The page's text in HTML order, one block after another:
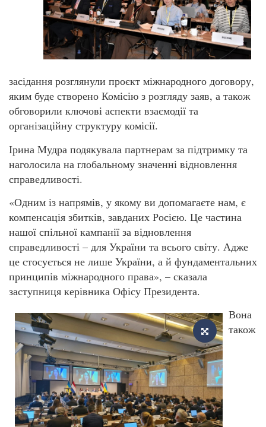
засідання розглянули проєкт міжнародного договору,
яким буде створено Комісію з розгляду заяв, а також
обговорили ключові аспекти взаємодії та
організаційну структуру комісії.
Ірина Мудра подякувала партнерам за підтримку та
наголосила на глобальному значенні відновлення
справедливості.
«Одним із напрямів, у якому ви допомагаєте нам, є
компенсація збитків, завданих Росією. Це частина
нашої спільної кампанії за відновлення
справедливості – для України та всього світу. Адже
це стосується не лише України, а й фундаментальних
принципів міжнародного права», – сказала
заступниця керівника Офісу Президента.
Вона
також